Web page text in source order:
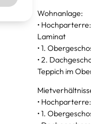
Wohnanlage:
•
Laminat
• 1.
• 2.
Teppich im
•
• 1.